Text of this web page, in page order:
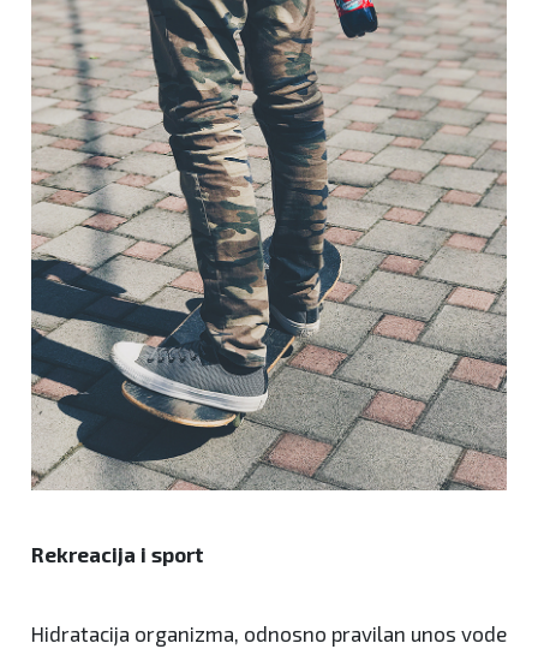
Rekreacija i sport
Hidratacija organizma, odnosno pravilan unos vode